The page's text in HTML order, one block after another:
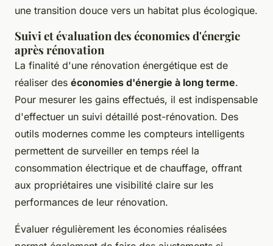
une transition douce vers un habitat plus écologique.
Suivi et évaluation des économies d'énergie
après rénovation
La finalité d'une rénovation énergétique est de
réaliser des économies d'énergie à long terme.
Pour mesurer les gains effectués, il est indispensable
d'effectuer un suivi détaillé post-rénovation. Des
outils modernes comme les compteurs intelligents
permettent de surveiller en temps réel la
consommation électrique et de chauffage, offrant
aux propriétaires une visibilité claire sur les
performances de leur rénovation.
Évaluer régulièrement les économies réalisées